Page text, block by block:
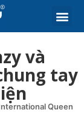
và
tay
Queen